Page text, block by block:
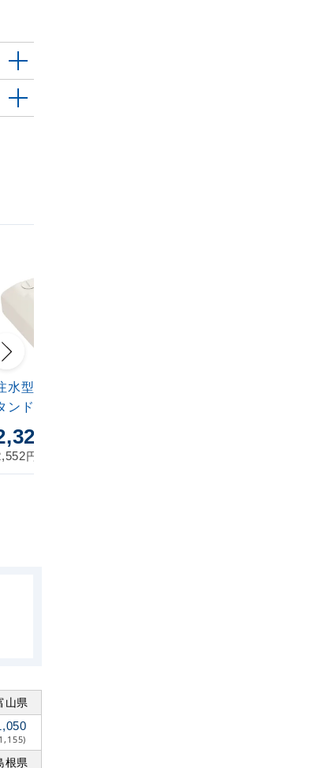
水型マルチのぼりス
ンド 20L
円
山県
根県